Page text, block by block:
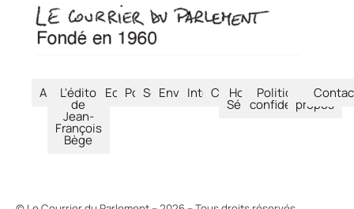
Accueil
L'édito
de
Jean-
François
Bège
Economie
Politique
SociétéEnvironnement
International
CultureHors-
Séries
Politique de
confidentialité
À
propos